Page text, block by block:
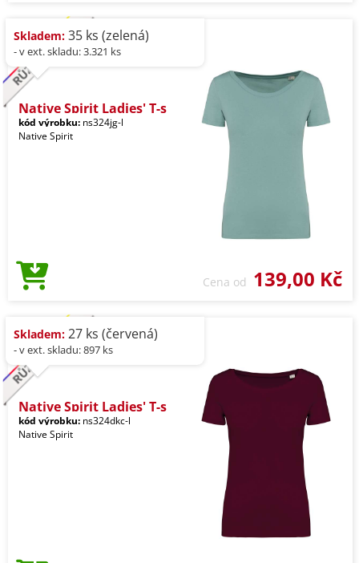
Skladem: 35 ks (zelená)
- v ext. skladu: 3.321 ks
Native Spirit Ladies' T-s
kód výrobku: ns324jg-l
Native Spirit
Cena od 139,00 Kč
Skladem: 27 ks (červená)
- v ext. skladu: 897 ks
Native Spirit Ladies' T-s
kód výrobku: ns324dkc-l
Native Spirit